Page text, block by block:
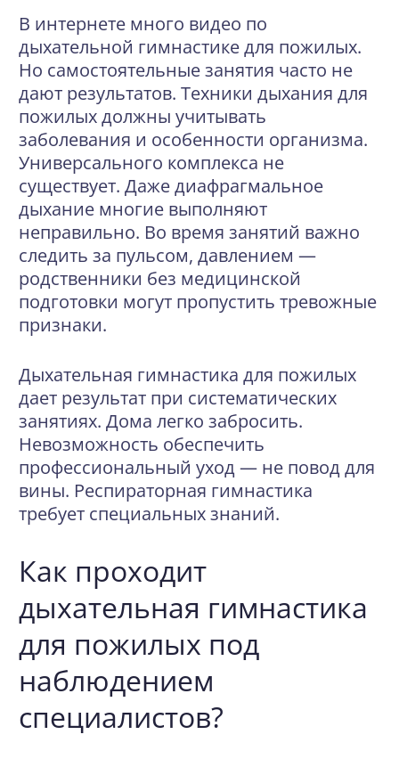
В интернете много видео по
дыхательной гимнастике для пожилых.
Но самостоятельные занятия часто не
дают результатов. Техники дыхания для
пожилых должны учитывать
заболевания и особенности организма.
Универсального комплекса не
существует. Даже диафрагмальное
дыхание многие выполняют
неправильно. Во время занятий важно
следить за пульсом, давлением —
родственники без медицинской
подготовки могут пропустить тревожные
признаки.
Дыхательная гимнастика для пожилых
дает результат при систематических
занятиях. Дома легко забросить.
Невозможность обеспечить
профессиональный уход — не повод для
вины. Респираторная гимнастика
требует специальных знаний.
Как проходит
дыхательная гимнастика
для пожилых под
наблюдением
специалистов?